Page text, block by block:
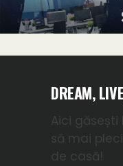
DREAM,
Aici
să mai
de casă!